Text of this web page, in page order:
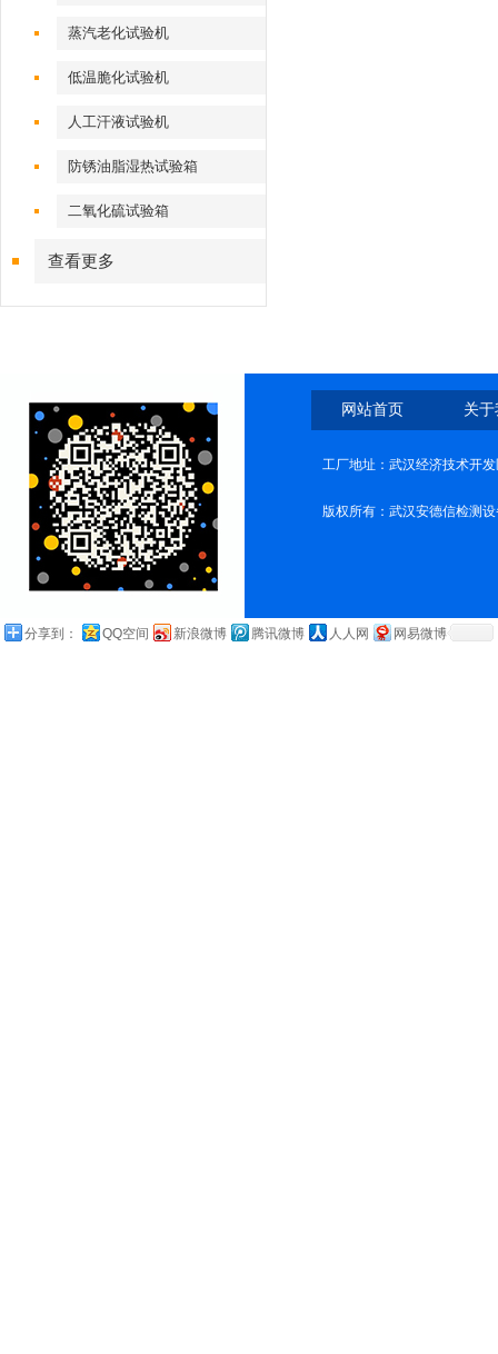
蒸汽老化试验机
低温脆化试验机
人工汗液试验机
防锈油脂湿热试验箱
二氧化硫试验箱
查看更多
网站首页 关
工厂地址：武汉经济技术开
版权所有：武汉安德信检测
分享到： QQ空间 新浪微博 腾讯微博 人人网 网易微博